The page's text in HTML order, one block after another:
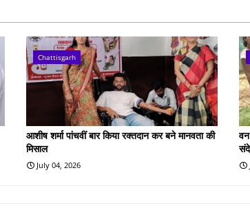
Chattisgarh
आशीष शर्मा पांचवीं बार किया रक्तदान कर बने मानवता की
मिसाल
July 04, 2026